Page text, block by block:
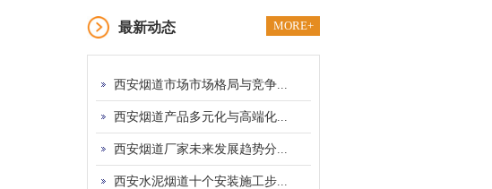
最新动态 MORE+
西安烟道市场市场格局与竞争...
西安烟道产品多元化与高端化...
西安烟道厂家未来发展趋势分...
西安水泥烟道十个安装施工步...